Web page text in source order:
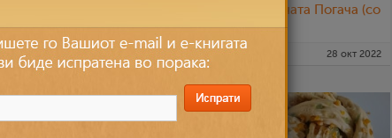
nadicaveles 25 ное 2022
Брза Лисната Погача (со
праз)
28 окт 2022